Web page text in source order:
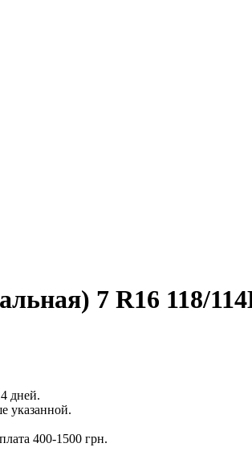
7 R16 118/
дней.
указанной.
400-1500 грн.